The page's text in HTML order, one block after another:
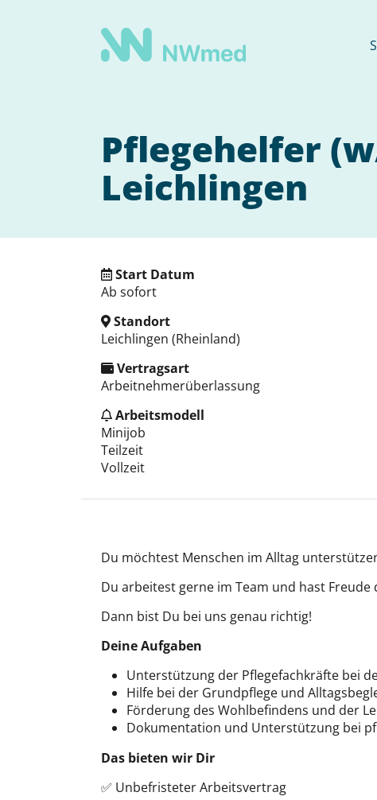
Pflegehelfer
Leichlingen
Start Datum
Ab sofort
Standort
Leichlingen (Rheinland)
Vertragsart
Arbeitnehmerüberlassung
Arbeitsmodell
Minijob
Teilzeit
Vollzeit
Du möchtest Menschen im Alltag
Du arbeitest gerne im Team und hast Freude
Dann bist Du bei uns genau richtig!
Deine Aufgaben
Unterstützung der Pflegefachkräfte bei
Hilfe bei der Grundpflege und
Förderung des Wohlbefindens und der
Dokumentation und Unterstützung bei
Das bieten wir Dir
✅ Unbefristeter Arbeitsvertrag